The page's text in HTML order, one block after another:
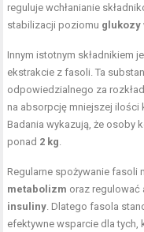
reguluje wchłanianie
stabilizacji poziomu glukozy
Innym istotnym składnikiem
ekstrakcie z fasoli. Ta
odpowiedzialnego za
na absorpcję mniejszej ilości
Badania wykazują, że osoby
ponad 2 kg
Regularne spożywanie fasoli
metabolizm oraz
insuliny . Dlatego fasola
efektywne wsparcie dla tych,